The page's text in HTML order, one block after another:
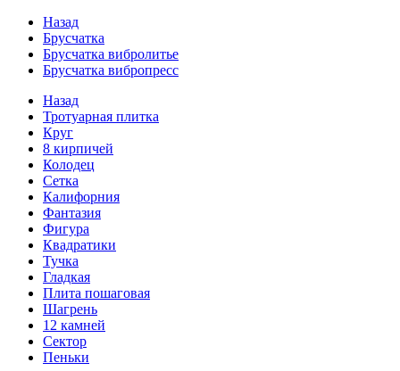
Назад
Брусчатка
Брусчатка вибролитье
Брусчатка вибропресс
Назад
Тротуарная плитка
Круг
8 кирпичей
Колодец
Сетка
Калифорния
Фантазия
Фигура
Квадратики
Тучка
Гладкая
Плита пошаговая
Шагрень
12 камней
Сектор
Пеньки